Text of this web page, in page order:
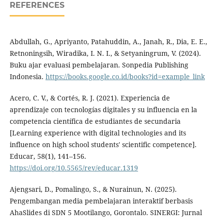
REFERENCES
Abdullah, G., Apriyanto, Patahuddin, A., Janah, R., Dia, E. E.,
Retnoningsih, Wiradika, I. N. I., & Setyaningrum, V. (2024).
Buku ajar evaluasi pembelajaran. Sonpedia Publishing
Indonesia. https://books.google.co.id/books?id=example_link
Acero, C. V., & Cortés, R. J. (2021). Experiencia de
aprendizaje con tecnologías digitales y su influencia en la
competencia científica de estudiantes de secundaria
[Learning experience with digital technologies and its
influence on high school students' scientific competence].
Educar, 58(1), 141–156.
https://doi.org/10.5565/rev/educar.1319
Ajengsari, D., Pomalingo, S., & Nurainun, N. (2025).
Pengembangan media pembelajaran interaktif berbasis
AhaSlides di SDN 5 Mootilango, Gorontalo. SINERGI: Jurnal